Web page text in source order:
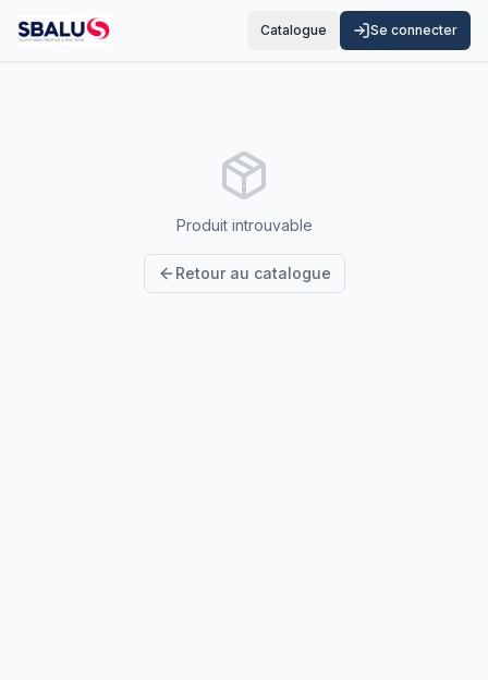
Catalogue Se connecter
Produit introuvable
Retour au catalogue